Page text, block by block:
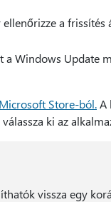
a frissítés
Windows Update
Store-ból.A
válassza ki az
vissza egy